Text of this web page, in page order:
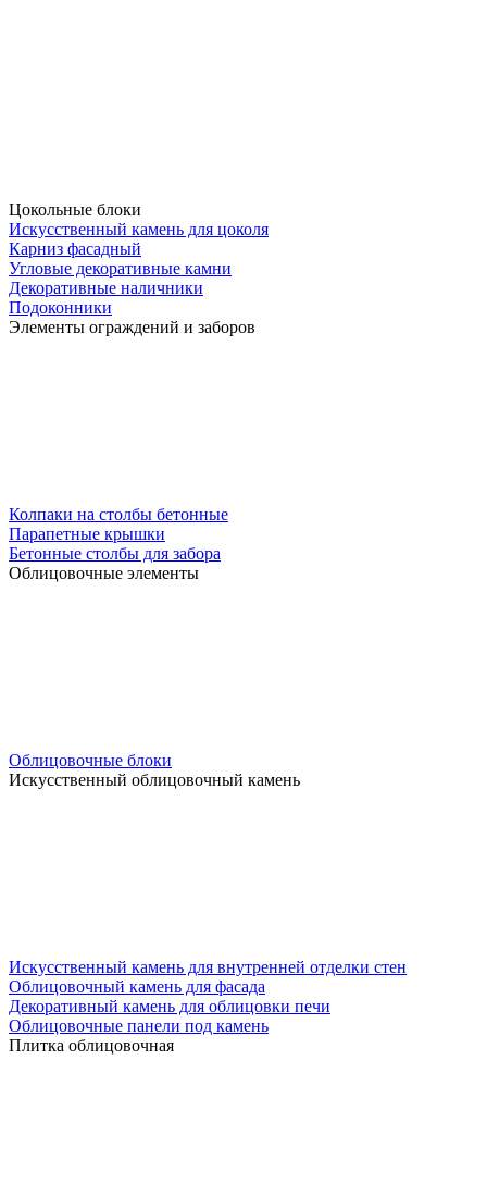
Цокольные блоки
Искусственный камень для цоколя
Карниз фасадный
Угловые декоративные камни
Декоративные наличники
Подоконники
Элементы ограждений и заборов
Колпаки на столбы бетонные
Парапетные крышки
Бетонные столбы для забора
Облицовочные элементы
Облицовочные блоки
Искусственный облицовочный камень
Искусственный камень для внутренней отделки стен
Облицовочный камень для фасада
Декоративный камень для облицовки печи
Облицовочные панели под камень
Плитка облицовочная